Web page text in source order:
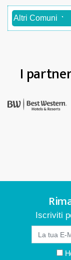
Altri Comuni
I
Iscriviti